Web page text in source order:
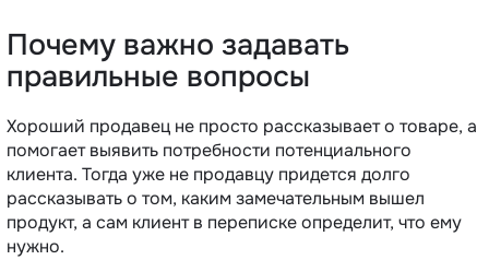
Почему важно задавать
правильные вопросы
Хороший продавец не просто рассказывает о товаре, а
помогает выявить потребности потенциального
клиента. Тогда уже не продавцу придется долго
рассказывать о том, каким замечательным вышел
продукт, а сам клиент в переписке определит, что ему
нужно.